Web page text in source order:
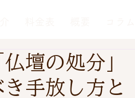
壇の処分」
手放し方と